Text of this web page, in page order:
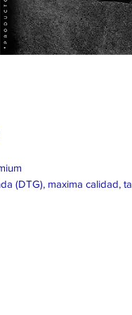
(DTG), maxima calidad,